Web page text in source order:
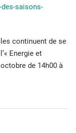
saisons-
continuent de se
Energie et
de 14h00 à